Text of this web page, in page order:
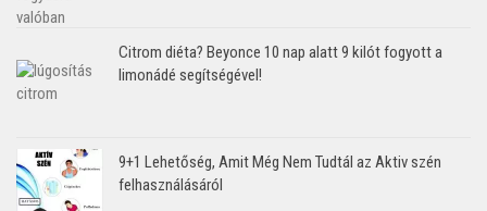
Citrom diéta? Beyonce 10 nap alatt 9 kilót fogyott a
limonádé segítségével!
9+1 Lehetőség, Amit Még Nem Tudtál az Aktiv szén
felhasználásáról